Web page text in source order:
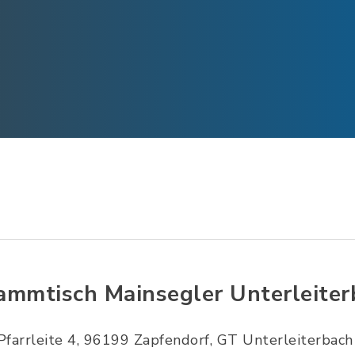
Mainsegler
4, 96199 Zapfendorf, GT Unterleiterbach